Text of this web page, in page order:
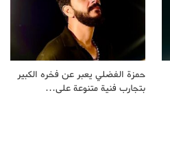
حمزة الفضلي يعبر عن فخره الكبير
بتجارب فنية متنوعة على…